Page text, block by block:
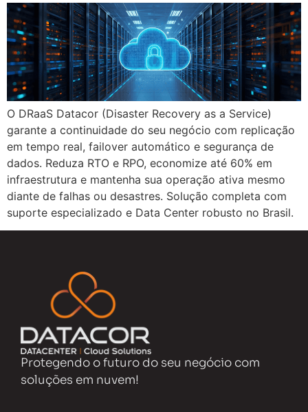
O DRaaS Datacor (Disaster Recovery as a Service)
garante a continuidade do seu negócio com replicação
em tempo real, failover automático e segurança de
dados. Reduza RTO e RPO, economize até 60% em
infraestrutura e mantenha sua operação ativa mesmo
diante de falhas ou desastres. Solução completa com
suporte especializado e Data Center robusto no Brasil.
Protegendo o futuro do seu negócio com
soluções em nuvem!